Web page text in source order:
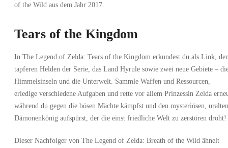
of the Wild aus dem Jahr 2017.
Tears of the Kingdom
In The Legend of Zelda: Tears of the Kingdom erkundest du als Link,
tapferen Helden der Serie, das Land Hyrule sowie zwei neue Gebiete –
Himmelsinseln und die Unterwelt. Sammle Waffen und Ressourcen,
erledige verschiedene Aufgaben und rette vor allem Prinzessin Zelda
während du gegen die bösen Mächte kämpfst und den mysteriösen, uralten
Dämonenkönig aufspürst, der die einst friedliche Welt zu zerstören droht!
Dieser Nachfolger von The Legend of Zelda: Breath of the Wild ähnelt